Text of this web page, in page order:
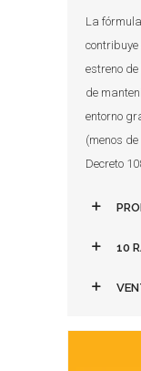
La
estreno
de
entorno
(menos
Decreto
10